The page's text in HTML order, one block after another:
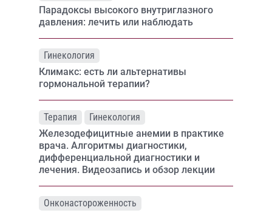
Парадоксы высокого внутриглазного
давления: лечить или наблюдать
Гинекология
Климакс: есть ли альтернативы
гормональной терапии?
Терапия
Гинекология
Железодефицитные анемии в практике
врача. Алгоритмы диагностики,
дифференциальной диагностики и
лечения. Видеозапись и обзор лекции
Онконастороженность